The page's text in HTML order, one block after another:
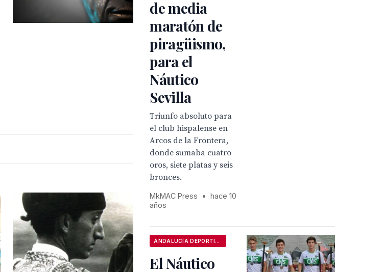
de media
maratón de
piragüismo,
para el
Náutico
Sevilla
Triunfo absoluto para
el club hispalense en
Arcos de la Frontera,
donde sumaba cuatro
oros, siete platas y seis
bronces.
MkMAC Press •
hace 10
años
El Náutico